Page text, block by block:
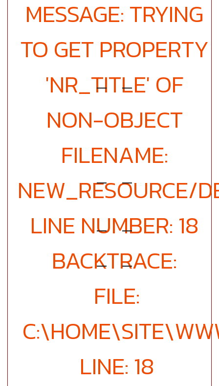
MESSAGE: TRYING
TO GET PROPERTY
'NR_TITLE' OF
NON-OBJECT
FILENAME:
NEW_RESOURCE/
LINE NUMBER: 18
BACKTRACE:
FILE:
LINE: 18